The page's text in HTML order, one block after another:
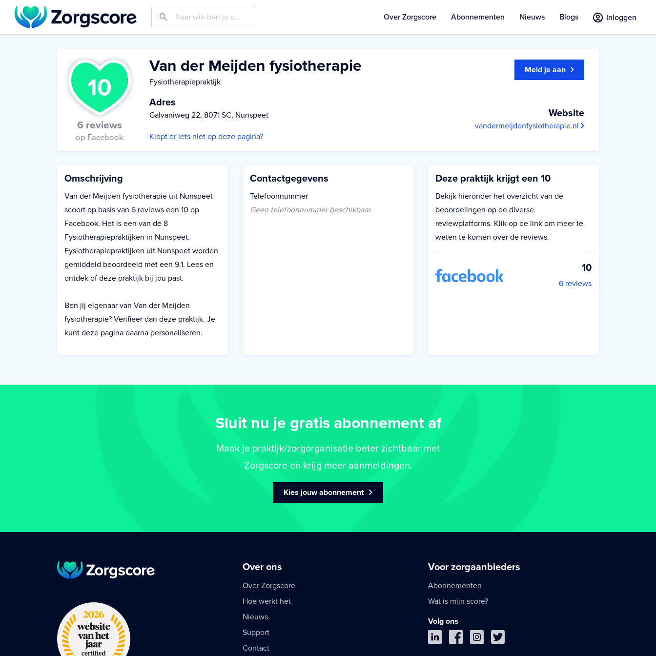
Over Zorgscore Abonnementen Nieuws Blogs Inloggen
10
6 reviews
op Facebook
Van der Meijden fysiotherapie
Fysiotherapiepraktijk
Adres
Galvaniweg 22, 8071 SC, Nunspeet
Klopt er iets niet op deze pagina?
Meld je aan
Website
vandermeijdenfysiotherapie.nl
Omschrijving
Van der Meijden fysiotherapie uit Nunspeet
scoort op basis van 6 reviews een 10 op
Facebook. Het is een van de 8
Fysiotherapiepraktijken in Nunspeet.
Fysiotherapiepraktijken uit Nunspeet worden
gemiddeld beoordeeld met een 9.1. Lees en
ontdek of deze praktijk bij jou past.
Ben jij eigenaar van Van der Meijden
fysiotherapie? Verifieer dan deze praktijk. Je
kunt deze pagina daarna personaliseren.
Contactgegevens
Telefoonnummer
Geen telefoonnummer beschikbaar.
Deze praktijk krijgt een 10
Bekijk hieronder het overzicht van de
beoordelingen op de diverse
reviewplatforms. Klik op de link om meer te
weten te komen over de reviews.
10
6 reviews
Sluit nu je gratis abonnement af
Maak je praktijk/zorgorganisatie beter zichtbaar met
Zorgscore en krijg meer aanmeldingen.
Kies jouw abonnement
Over ons
Over Zorgscore
Hoe werkt het
Nieuws
Support
Contact
Voor zorgaanbieders
Abonnementen
Wat is mijn score?
Volg ons